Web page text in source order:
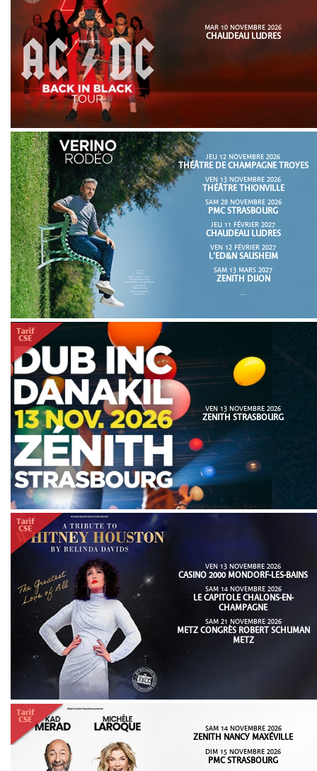
MAR 10 NOVEMBRE 2026
CHAUDEAU LUDRES
JEU 12 NOVEMBRE 2026
THÉÂTRE DE CHAMPAGNE TROYES
VEN 13 NOVEMBRE 2026
THÉÂTRE THIONVILLE
SAM 28 NOVEMBRE 2026
PMC STRASBOURG
JEU 11 FÉVRIER 2027
CHAUDEAU LUDRES
VEN 12 FÉVRIER 2027
L'ED&N SAUSHEIM
SAM 13 MARS 2027
ZENITH DIJON
...
VEN 13 NOVEMBRE 2026
ZENITH STRASBOURG
VEN 13 NOVEMBRE 2026
CASINO 2000 MONDORF-LES-BAINS
SAM 14 NOVEMBRE 2026
LE CAPITOLE CHALONS-EN-
CHAMPAGNE
SAM 21 NOVEMBRE 2026
METZ CONGRÈS ROBERT SCHUMAN
METZ
SAM 14 NOVEMBRE 2026
ZENITH NANCY MAXÉVILLE
DIM 15 NOVEMBRE 2026
PMC STRASBOURG